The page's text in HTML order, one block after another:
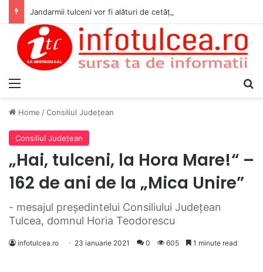
Home /Consiliul Judeţean
Consiliul Judeţean
„Hai, tulceni, la Hora Mare!“ –
162 de ani de la „Mica Unire”
- mesajul preşedintelui Consiliului Judeţean
Tulcea, domnul Horia Teodorescu
infotulcea.ro 23 ianuarie 2021 0 605 1 minute read